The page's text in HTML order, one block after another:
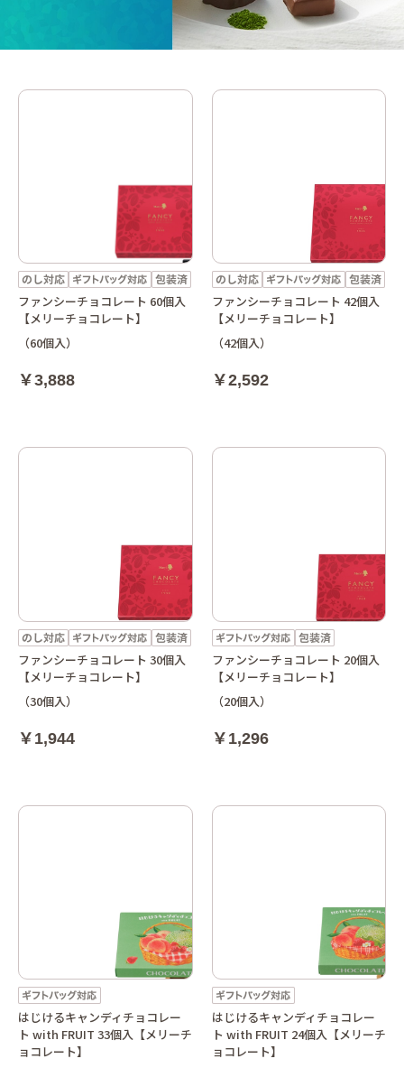
ファンシーチョコレート 60個入
【メリーチョコレート】
（60個入）
￥3,888
ファンシーチョコレート 42個入
【メリーチョコレート】
（42個入）
￥2,592
ファンシーチョコレート 30個入
【メリーチョコレート】
（30個入）
￥1,944
ファンシーチョコレート 20個入
【メリーチョコレート】
（20個入）
￥1,296
はじけるキャンディチョコレー
ト with FRUIT 33個入【メリーチ
ョコレート】
はじけるキャンディチョコレー
ト with FRUIT 24個入【メリーチ
ョコレート】